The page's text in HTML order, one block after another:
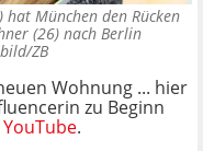
München den Rücken
(26) nach Berlin
ZB
Wohnung ... hier
zu Beginn
.